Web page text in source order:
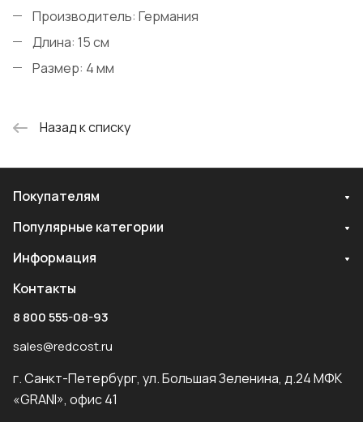
Производитель: Германия
Длина: 15 см
Размер: 4 мм
Назад к списку
Покупателям
Популярные категории
Информация
Контакты
8 800 555-08-93
sales@redcost.ru
г. Санкт-Петербург, ул. Большая Зеленина, д.24 МФК
«GRANI», офис 41